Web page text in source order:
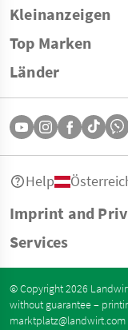
Kleinanzeigen
Top Marken
Länder
Imprint and
Services
Help
© Copyright 2026
without guarantee –
marktplatz@landwirt.com